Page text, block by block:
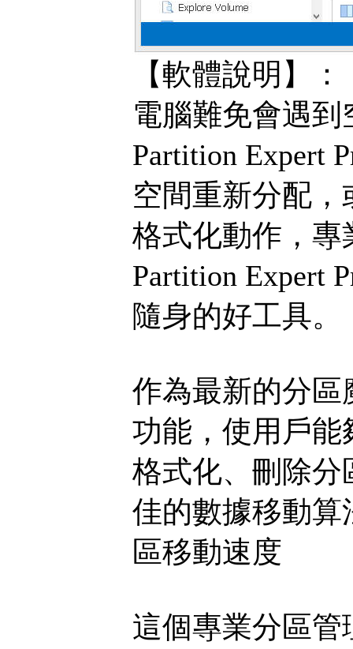
【軟體說明】：
電腦難免會遇
Partition Expert
空間重新分配
格式化動作，專
Partition Expert
隨身的好工具。
作為最新的分區
功能，使用戶
格式化、刪除
佳的數據移動​​算
區移動速度
這個專業分區